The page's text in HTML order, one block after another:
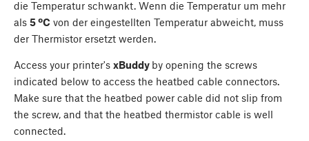
die Temperatur schwankt. Wenn die Temperatur um mehr
als 5 ºC von der eingestellten Temperatur abweicht, muss
der Thermistor ersetzt werden.
Access your printer's xBuddy by opening the screws
indicated below to access the heatbed cable connectors.
Make sure that the heatbed power cable did not slip from
the screw, and that the heatbed thermistor cable is well
connected.